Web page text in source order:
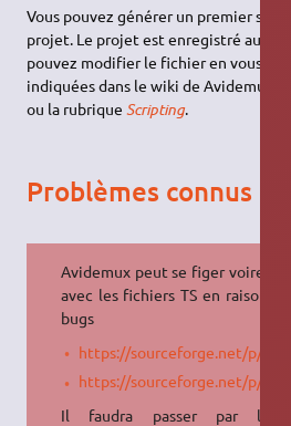
Vous pouvez générer un premier
projet. Le projet est enregistré au
pouvez modifier le fichier en vous
indiquées dans le wiki de Avidemux
ou la rubriqueScripting.
Problèmes connus
Avidemux peut se figer voire
avec les fichiers TS en raison de
bugs
https://sourceforge.net/p/
https://sourceforge.net/p/
Il faudra passer par la